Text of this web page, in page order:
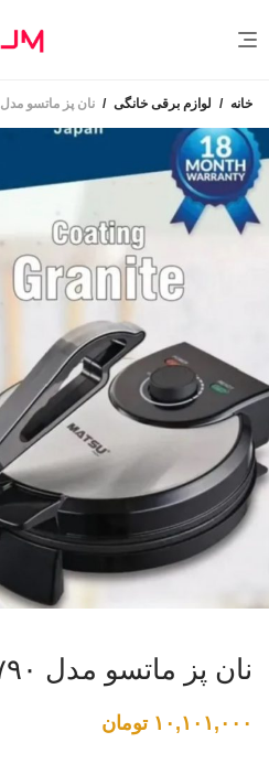
خانه / لوازم برقی خانگی / نان پز ماتسو مدل ۷۹۰
نان پز ماتسو مدل ۷۹۰
۱۰,۱۰۱,۰۰۰ تومان